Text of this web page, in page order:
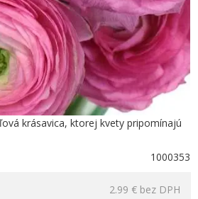
krásavica, ktorej kvety pripomínajú
1000353
2.99 € bez DPH